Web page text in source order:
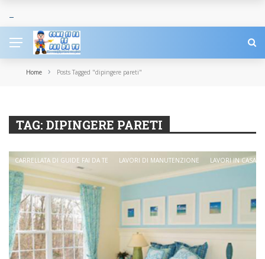
Home › Posts Tagged "dipingere pareti"
TAG: DIPINGERE PARETI
CARRELLATA DI GUIDE FAI DA TE LAVORI DI MANUTENZIONE LAVORI IN CASA